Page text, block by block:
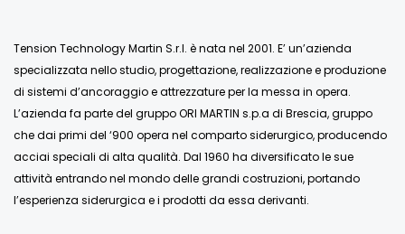
Tension Technology Martin S.r.l. è nata nel 2001. E’ un’azienda
specializzata nello studio, progettazione, realizzazione e produzione
di sistemi d’ancoraggio e attrezzature per la messa in opera.
L’azienda fa parte del gruppo ORI MARTIN s.p.a di Brescia, gruppo
che dai primi del ‘900 opera nel comparto siderurgico, producendo
acciai speciali di alta qualità. Dal 1960 ha diversificato le sue
attività entrando nel mondo delle grandi costruzioni, portando
l’esperienza siderurgica e i prodotti da essa derivanti.